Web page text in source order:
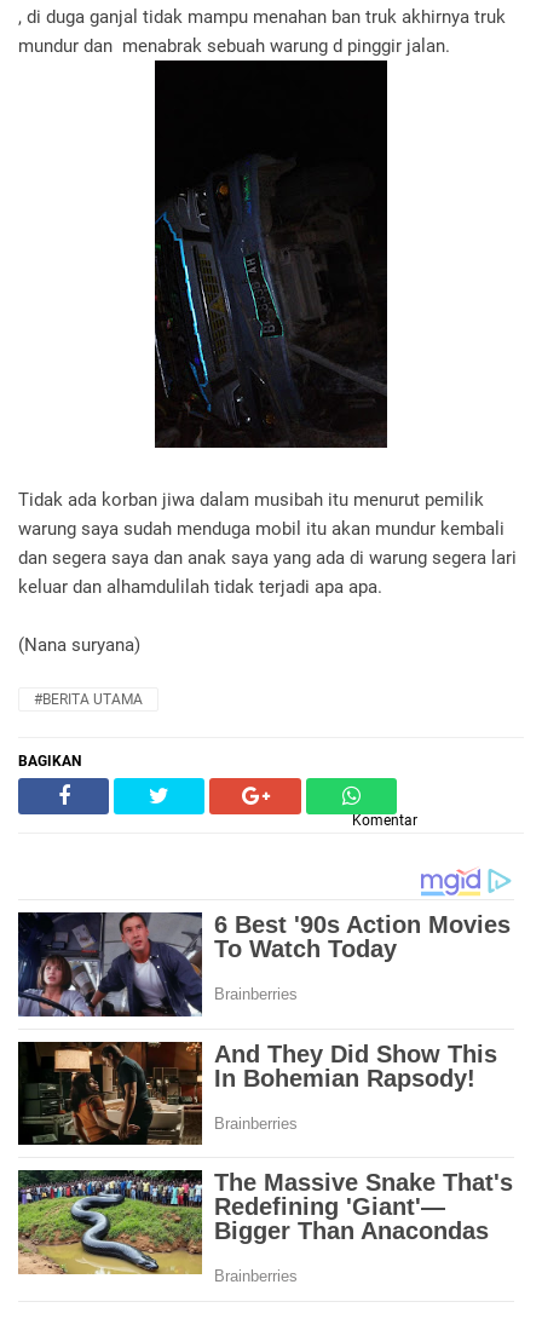
, di duga ganjal tidak mampu menahan ban truk akhirnya truk
mundur dan menabrak sebuah warung d pinggir jalan.
Tidak ada korban jiwa dalam musibah itu menurut pemilik
warung saya sudah menduga mobil itu akan mundur kembali
dan segera saya dan anak saya yang ada di warung segera lari
keluar dan alhamdulilah tidak terjadi apa apa.
(Nana suryana)
#BERITA UTAMA
BAGIKAN
Komentar